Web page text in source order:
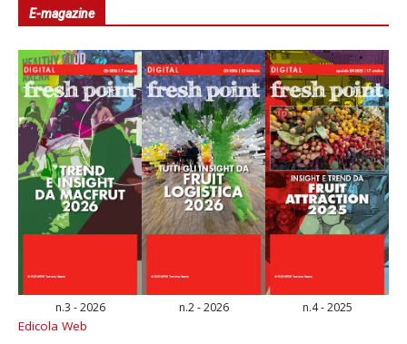
E-magazine
n.3 - 2026 n.2 - 2026 n.4 - 2025
Edicola Web